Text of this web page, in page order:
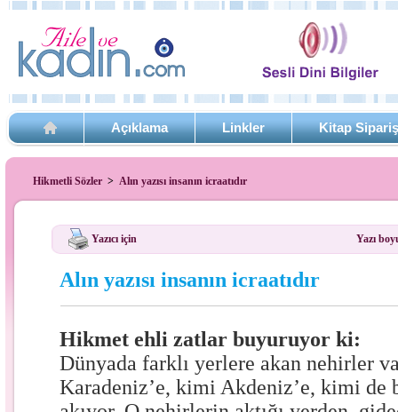
Açıklama Linkler Kitap
Hikmetli Sözler > Alın yazısı insanın icraatıdır
Yazıcı için Yazı
Alın yazısı insanın icraatıdır
Hikmet ehli zatlar buyuruyor ki:
Dünyada farklı yerlere akan nehirler
Karadeniz’e, kimi Akdeniz’e, kimi de